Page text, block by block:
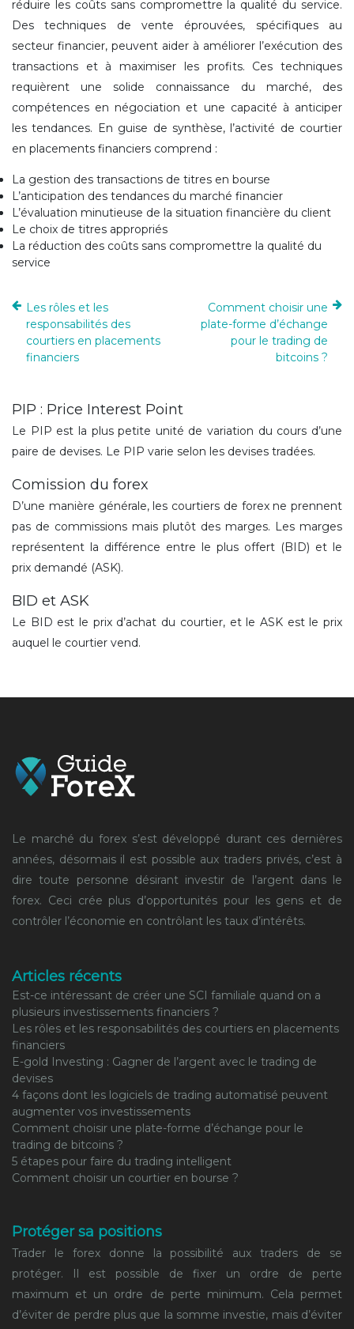
réduire les coûts sans compromettre la qualité du service.
Des techniques de vente éprouvées, spécifiques au
secteur financier, peuvent aider à améliorer l’exécution des
transactions et à maximiser les profits. Ces techniques
requièrent une solide connaissance du marché, des
compétences en négociation et une capacité à anticiper
les tendances. En guise de synthèse, l’activité de courtier
en placements financiers comprend :
La gestion des transactions de titres en bourse
L’anticipation des tendances du marché financier
L’évaluation minutieuse de la situation financière du client
Le choix de titres appropriés
La réduction des coûts sans compromettre la qualité du
service
Les rôles et les
responsabilités des
courtiers en placements
financiers
Comment choisir une
plate-forme d’échange
pour le trading de
bitcoins ?
PIP : Price Interest Point
Le PIP est la plus petite unité de variation du cours d’une
paire de devises. Le PIP varie selon les devises tradées.
Comission du forex
D’une manière générale, les courtiers de forex ne prennent
pas de commissions mais plutôt des marges. Les marges
représentent la différence entre le plus offert (BID) et le
prix demandé (ASK).
BID et ASK
Le BID est le prix d’achat du courtier, et le ASK est le prix
auquel le courtier vend.
Le marché du forex s’est développé durant ces dernières
années, désormais il est possible aux traders privés, c’est à
dire toute personne désirant investir de l’argent dans le
forex. Ceci crée plus d’opportunités pour les gens et de
contrôler l’économie en contrôlant les taux d’intérêts.
Articles récents
Est-ce intéressant de créer une SCI familiale quand on a
plusieurs investissements financiers ?
Les rôles et les responsabilités des courtiers en placements
financiers
E-gold Investing : Gagner de l’argent avec le trading de
devises
4 façons dont les logiciels de trading automatisé peuvent
augmenter vos investissements
Comment choisir une plate-forme d’échange pour le
trading de bitcoins ?
5 étapes pour faire du trading intelligent
Comment choisir un courtier en bourse ?
Protéger sa positions
Trader le forex donne la possibilité aux traders de se
protéger. Il est possible de fixer un ordre de perte
maximum et un ordre de perte minimum. Cela permet
d’éviter de perdre plus que la somme investie, mais d’éviter